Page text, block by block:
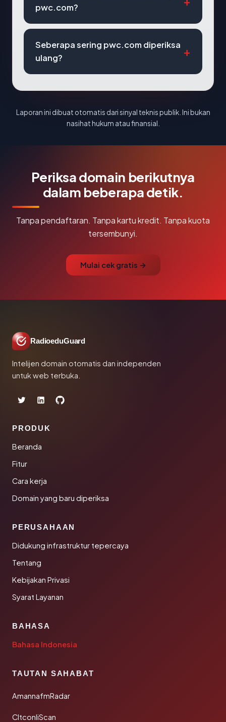
pwc.com?
Seberapa sering pwc.com diperiksa
ulang?
Laporan ini dibuat otomatis dari sinyal teknis publik. Ini bukan
nasihat hukum atau finansial.
Periksa domain berikutnya
dalam beberapa detik.
Tanpa pendaftaran. Tanpa kartu kredit. Tanpa kuota
tersembunyi.
Mulai cek gratis →
RadioeduGuard
Intelijen domain otomatis dan independen
untuk web terbuka.
PRODUK
Beranda
Fitur
Cara kerja
Domain yang baru diperiksa
PERUSAHAAN
Didukung infrastruktur tepercaya
Tentang
Kebijakan Privasi
Syarat Layanan
BAHASA
Bahasa Indonesia
TAUTAN SAHABAT
AmannafmRadar
CltconliScan